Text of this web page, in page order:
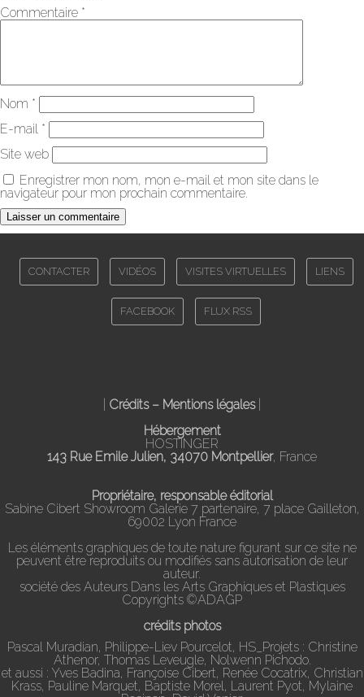
Commentaire *
Nom *
E-mail *
Site web
Enregistrer mon nom, mon e-mail et mon site dans le
navigateur pour mon prochain commentaire.
CONTACTER VIDÉOS VISITES VIRTUELLES LIENS
FACEBOOK FLUX RSS
Crédits – Mentions légales|
Hébergement
HOSTINGER
143 Rue Emile Julien, 34070 Montpellier, France
Propriétaire, responsable éditorial
Sabine Cibert Showroom Galerie 7 partenaire, 7 place Gailleton,
69002 Lyon France
Les éléments graphiques de toute nature figurant sur ce site ne
peuvent être reproduits ou modifiés sans autorisation de leur
auteur.
société des Auteurs Dans les Arts Graphiques et Plastiques
Copyrights ©ADAGP
crédits photos
Pascal Muradian, Philippe-Liev Pourcelot, HS_Projets : Christine
Athenor, Thomas Leveugle, Nolwenn Pichodo.
et aussi : Yves Badina, Françoise Cibert, Renée Cocatrix, Christian
Krass, Pauline Marquet, Baptiste Morel, Laurent Pyot, Mylaine